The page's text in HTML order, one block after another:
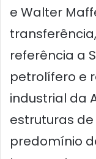
e Walter
referência a
petrolífero e
industrial da
estruturas
predomínio